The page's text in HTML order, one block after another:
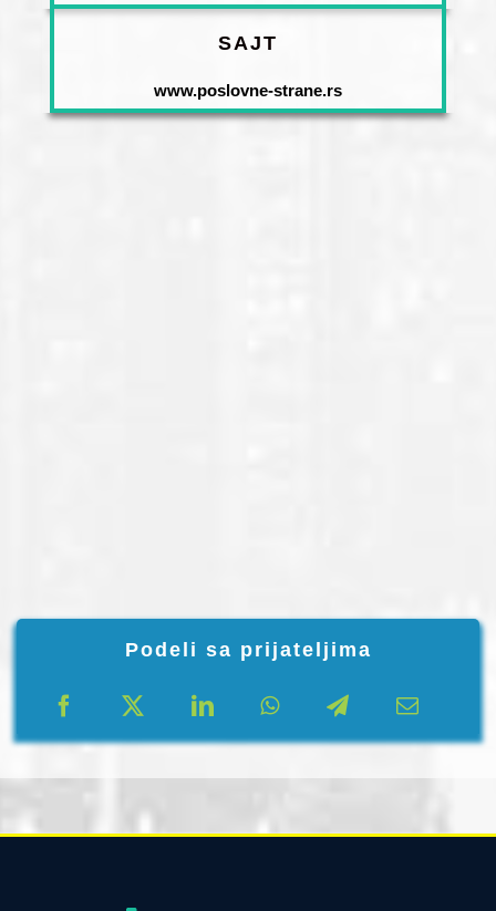
SAJT
www.poslovne-strane.rs
Podeli sa prijateljima